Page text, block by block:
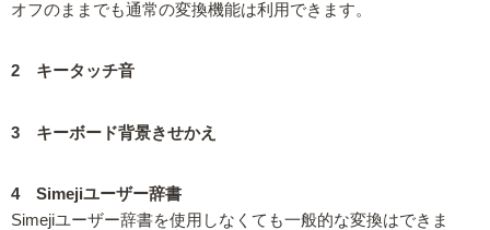
オフのままでも通常の変換機能は利用できます。
2 キータッチ音
3 キーボード背景きせかえ
4 Simejiユーザー辞書
Simejiユーザー辞書を使用しなくても一般的な変換はできま